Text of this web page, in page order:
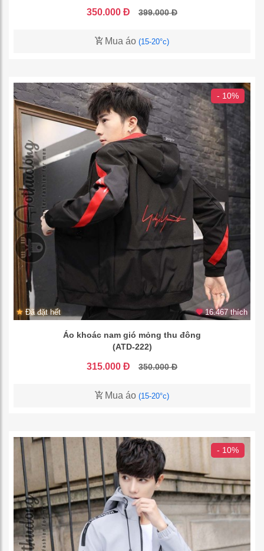
350.000 Đ 399.000 Đ
Mua áo (15-20°c)
- 10%
Đã đặt hết 16.467 thích
Áo khoác nam gió mỏng thu đông
(ATD-222)
315.000 Đ 350.000 Đ
Mua áo (15-20°c)
- 10%